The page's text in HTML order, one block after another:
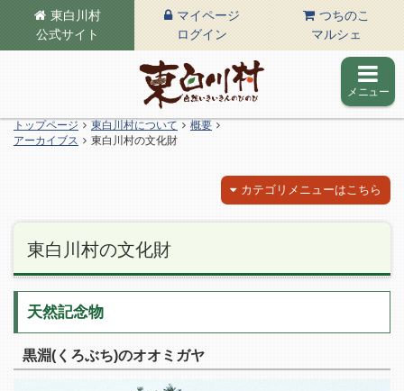
東白川村
公式サイト
マイページ
ログイン
つちのこ
マルシェ
東白川村の公式サイト
メニュー
トップページ 東白川村について
概要
アーカイブス
東白川村の文化財
カテゴリメニューはこちら
東白川村の文化財
天然記念物
黒淵(くろぶち)のオオミガヤ